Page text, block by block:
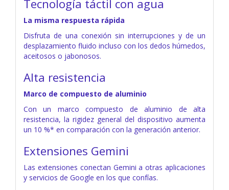
Tecnología táctil con agua
La misma respuesta rápida
Disfruta de una conexión sin interrupciones y de un
desplazamiento fluido incluso con los dedos húmedos,
aceitosos o jabonosos.
Alta resistencia
Marco de compuesto de aluminio
Con un marco compuesto de aluminio de alta
resistencia, la rigidez general del dispositivo aumenta
un 10 %* en comparación con la generación anterior.
Extensiones Gemini
Las extensiones conectan Gemini a otras aplicaciones
y servicios de Google en los que confías.